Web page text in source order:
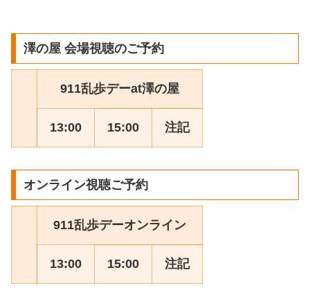
澤の屋 会場視聴のご予約
911乱歩デーat澤の屋
13:00 15:00 注記
オンライン視聴ご予約
911乱歩デーオンライン
13:00 15:00 注記